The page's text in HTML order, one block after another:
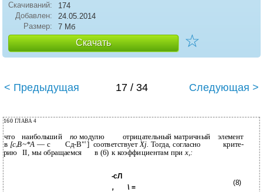
Скачиваний:
174
Добавлен:
24.05.2014
Размер:
7 Мб
Скачать ☆
< Предыдущая 17 / 34 Следующая >
160 ГЛАВА 4
что наибольший помодулю отрицательный матричный
элемент
в [свВ~*А— с Сд-В"1] соответствуетXj. Тогда, согласно крите-
рию II, мы обращаемся в (6) к коэффициентам прих,:
-сЛ
(8)
, \=